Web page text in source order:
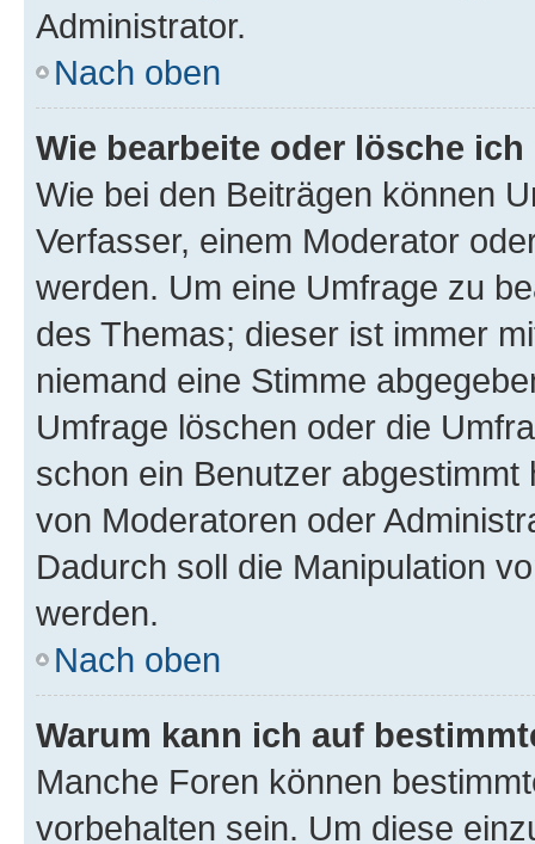
Administrator.
Nach oben
Wie bearbeite oder lösche
Wie bei den Beiträgen können
Verfasser, einem Moderator
werden. Um eine Umfrage zu
des Themas; dieser ist immer
niemand eine Stimme
Umfrage löschen oder die
schon ein Benutzer
von Moderatoren oder
Dadurch soll die Manipulation
werden.
Nach oben
Warum kann ich auf
Manche Foren können
vorbehalten sein. Um diese